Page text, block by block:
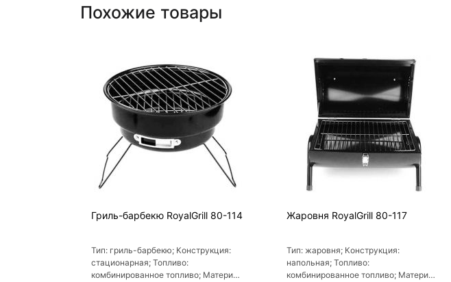
Похожие товары
Гриль-барбекю RoyalGrill 80-114
Тип: гриль-барбекю; Конструкция:
стационарная; Топливо:
комбинированное топливо; Материал
Жаровня RoyalGrill 80-117
Тип: жаровня; Конструкция:
напольная; Топливо:
комбинированное топливо; Материал